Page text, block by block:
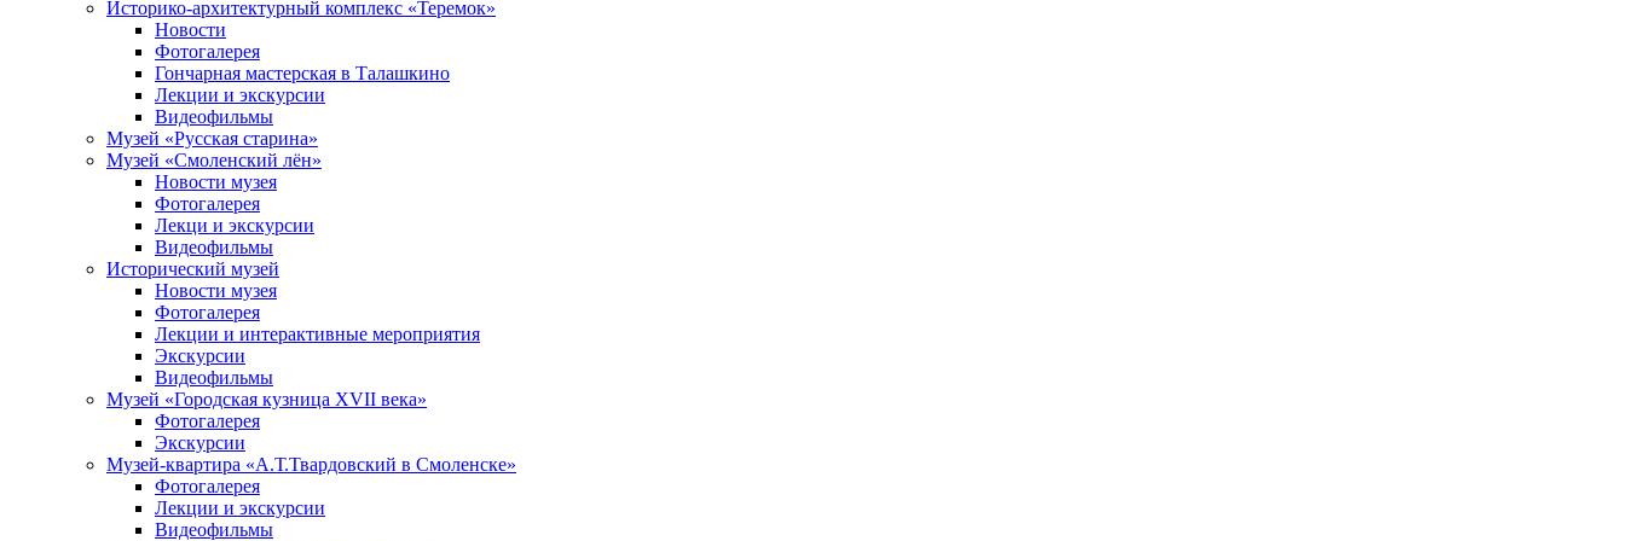
Историко-архитектурный комплекс «Теремок»
Новости
Фотогалерея
Гончарная мастерская в Талашкино
Лекции и экскурсии
Видеофильмы
Музей «Русская старина»
Музей «Смоленский лён»
Новости музея
Фотогалерея
Лекци и экскурсии
Видеофильмы
Исторический музей
Новости музея
Фотогалерея
Лекции и интерактивные мероприятия
Экскурсии
Видеофильмы
Музей «Городская кузница XVII века»
Фотогалерея
Экскурсии
Музей-квартира «А.Т.Твардовский в Смоленске»
Фотогалерея
Лекции и экскурсии
Видеофильмы